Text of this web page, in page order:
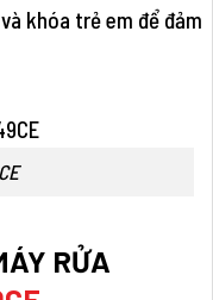
khóa trẻ em để đảm
RỬA